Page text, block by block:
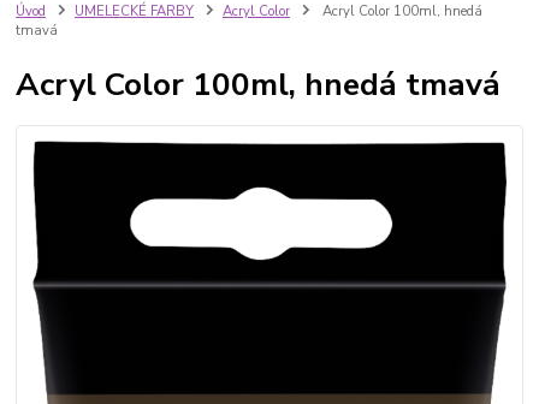
Úvod UMELECKÉ FARBY Acryl Color
Acryl Color 100ml, hnedá
tmavá
Acryl Color 100ml, hnedá tmavá